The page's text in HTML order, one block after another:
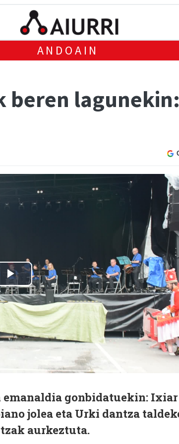
ANDOAIN
beren
gonbidatuekin: Ixiar
jolea eta Urki dantza
aurkeztuta.